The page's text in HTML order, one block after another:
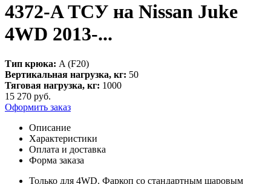
4372-A ТСУ на Nissan Juke
4WD 2013-...
Тип крюка: A (F20)
Вертикальная нагрузка, кг: 50
Тяговая нагрузка, кг: 1000
15 270 руб.
Оформить заказ
Описание
Характеристики
Оплата и доставка
Форма заказа
Только для 4WD. Фаркоп со стандартным шаровым